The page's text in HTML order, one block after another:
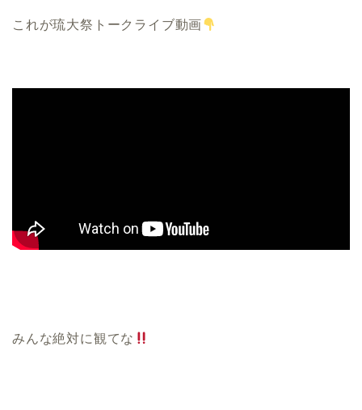
これが琉大祭トークライブ動画
みんな絶対に観てな